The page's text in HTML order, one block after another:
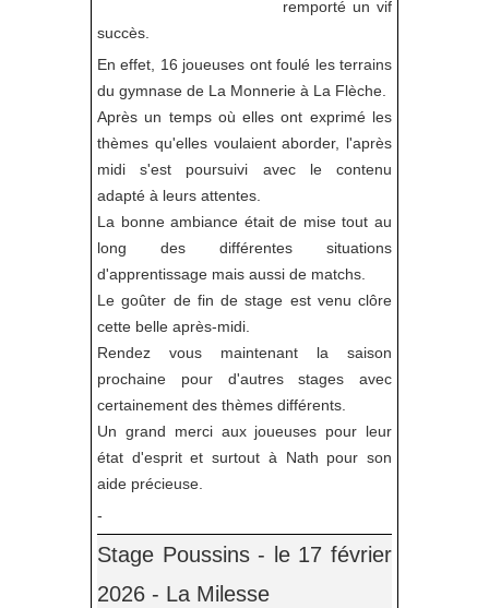
remporté un vif
succès.
En effet, 16 joueuses ont foulé les terrains
du gymnase de La Monnerie à La Flèche.
Après un temps où elles ont exprimé les
thèmes qu'elles voulaient aborder, l'après
midi s'est poursuivi avec le contenu
adapté à leurs attentes.
La bonne ambiance était de mise tout au
long des différentes situations
d'apprentissage mais aussi de matchs.
Le goûter de fin de stage est venu clôre
cette belle après-midi.
Rendez vous maintenant la saison
prochaine pour d'autres stages avec
certainement des thèmes différents.
Un grand merci aux joueuses pour leur
état d'esprit et surtout à Nath pour son
aide précieuse.
-
Stage Poussins - le 17 février
2026 - La Milesse